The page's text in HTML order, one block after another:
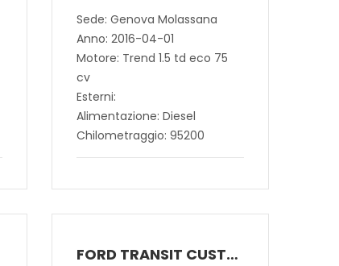
Sede: Genova Molassana
Anno: 2016-04-01
Motore: Trend 1.5 td eco 75
cv
Esterni:
Alimentazione: Diesel
Chilometraggio: 95200
FORD TRANSIT CUSTOM